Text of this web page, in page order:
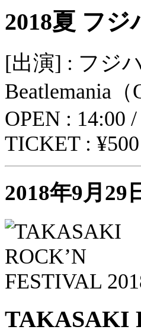
2018夏 フ
[出演] : フジ
Beatlemania（
OPEN : 14:00
TICKET :
2018年9月29
TAKASAKI